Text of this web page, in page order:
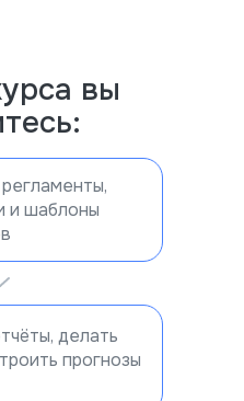
вы
делать
прогнозы
регламенты,
и шаблоны